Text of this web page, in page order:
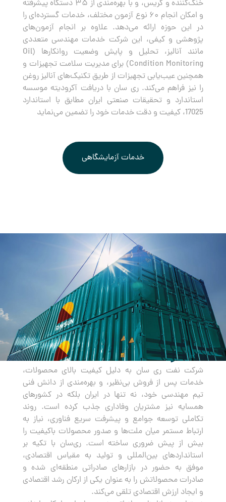
خنک‌کننده و گریس، و با بهره‌مندی از ۳۵ دستگاه پیشرفته
و امکان انجام ۶۰ نوع آزمون مختلف، خدمات گسترده‌ای را
در این حوزه ارائه می‌دهد. علاوه بر انجام آزمون‌های
پژوهشی و کیفی، این شرکت خدمات مهندسی متعددی
مانند آنالیز، تحلیل و پایش وضعیت روانکارها (Oil
Condition Monitoring) برای مدیریت سلامت تجهیزات و
همچنین عیب‌یابی تجهیزات از طریق تکنیک‌های آنالیز روغن
را نیز فراهم می‌کند. ری سان با دریافت آکرودیته موسسه
استاندارد و تحقیقات صنعتی ایران مطابق با استاندارد
17025، کیفیت و دقت خدمات خود را تضمین می‌نماید
خدمات آزمایشگاهی
صادرات
شرکت نفت ری سان به دلیل کیفیت بالای محصولات،
خدمات پس از فروش بی‌نظیر، و بهره‌مندی از دانش فنی
تیم مهندسی خود، نه تنها در ایران بلکه در کشورهای
همسایه نیز مشتریان وفاداری جذب کرده است. روند
تکاملی توسعه جوامع و پیشرفت سریع فناوری، نیاز به
ارتباط مستمر میان ملت‌ها و صدور محصولات باکیفیت را
بیش از پیش ضروری ساخته است. ری‌سان با تکیه بر
استانداردهای بین‌المللی و تولید به مقیاس اقتصادی،
موفق به حضور در بازارهای صادراتی منطقه‌ای شده و
صادرات محصولاتش را به عنوان یکی از ارکان رشد اقتصادی
و ایجاد ارزش اقتصادی تلقی می‌کند.